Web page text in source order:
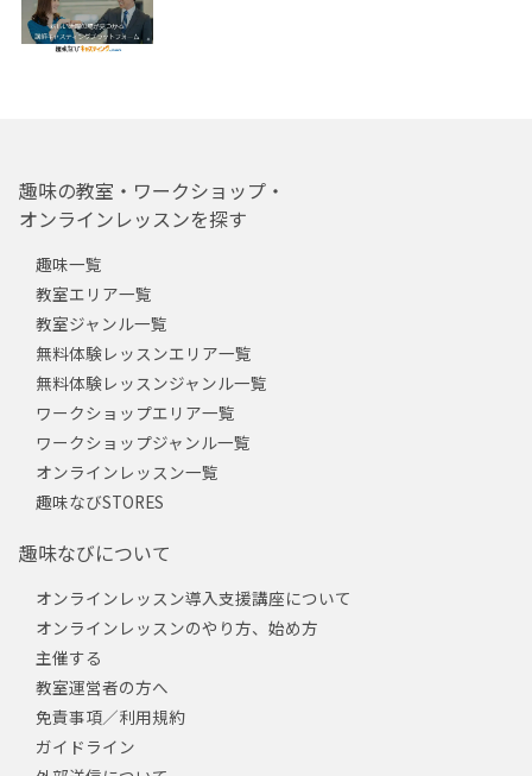
趣味の教室・ワークショップ・
オンラインレッスンを探す
趣味一覧
教室エリア一覧
教室ジャンル一覧
無料体験レッスンエリア一覧
無料体験レッスンジャンル一覧
ワークショップエリア一覧
ワークショップジャンル一覧
オンラインレッスン一覧
趣味なびSTORES
趣味なびについて
オンラインレッスン導入支援講座について
オンラインレッスンのやり方、始め方
主催する
教室運営者の方へ
免責事項／利用規約
ガイドライン